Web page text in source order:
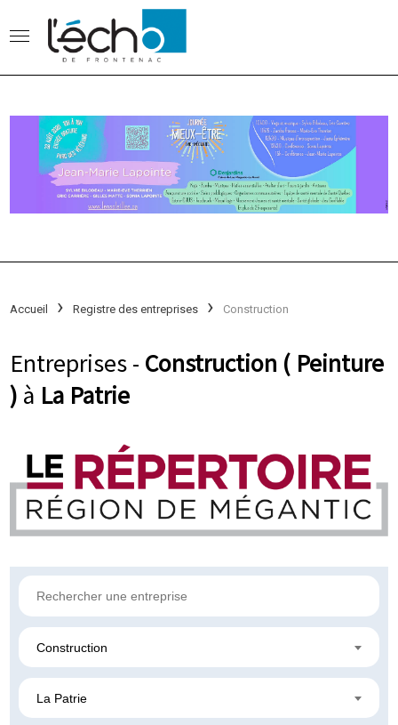
Accueil Registre des entreprises Construction
Entreprises - Construction ( Peinture
) à La Patrie
Construction
La Patrie